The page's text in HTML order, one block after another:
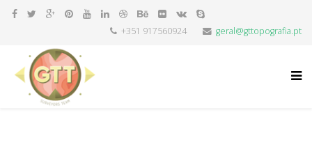
+351 917560924 geral@gttopografia.pt